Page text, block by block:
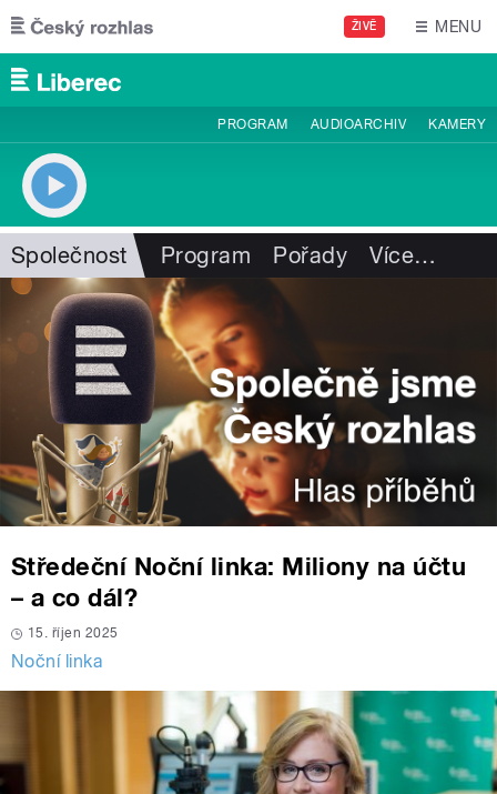
Přejít k hlavnímu obsahu
ŽIVĚ MENU
PROGRAM AUDIOARCHIV KAMERY
Společnost Program Pořady Více…
Středeční Noční linka: Miliony na účtu
– a co dál?
15. říjen 2025
Noční linka